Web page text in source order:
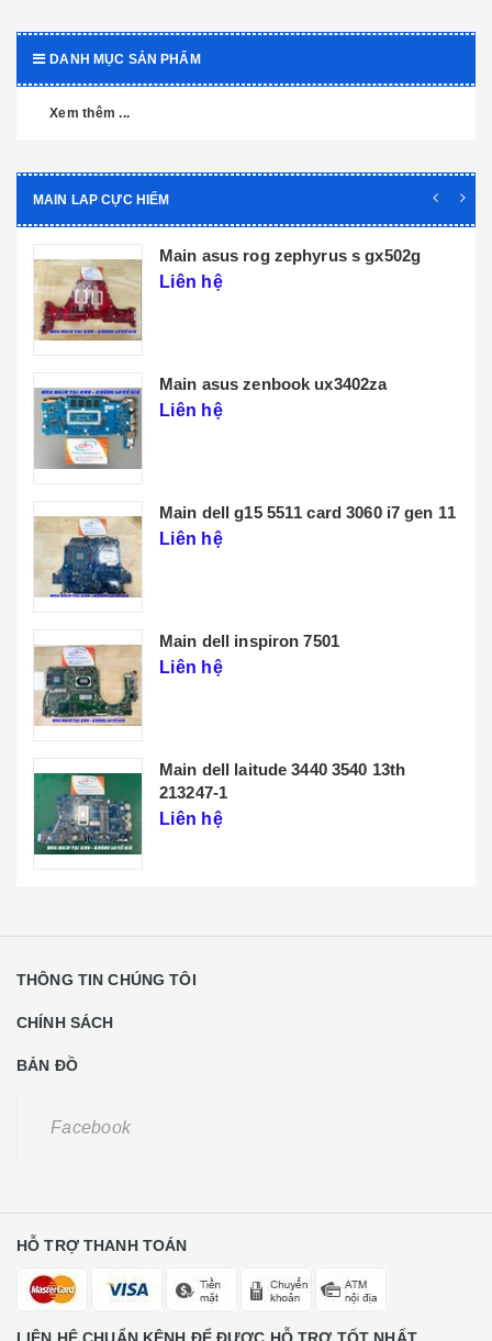
DANH MỤC SẢN PHẨM
Xem thêm ...
MAIN LAP CỰC HIẾM
Main dell xps 9320 core i5 i7 th12 la-
l071p
Main lenovo t14 gen 3
Liên hệ
THÔNG TIN CHÚNG TÔI
CHÍNH SÁCH
BẢN ĐỒ
HỖ TRỢ THANH TOÁN
LIÊN HỆ CHUẨN KÊNH ĐỂ ĐƯỢC HỖ TRỢ TỐT NHẤT
Số 22 Lương Thế Vinh - Phường Trung Văn - Quận Nam Từ